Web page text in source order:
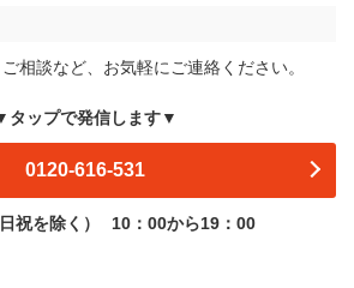
相談など、お気軽にご連絡ください。
タップで発信します▼
0120-616-531
祝を除く） 10：00から19：00